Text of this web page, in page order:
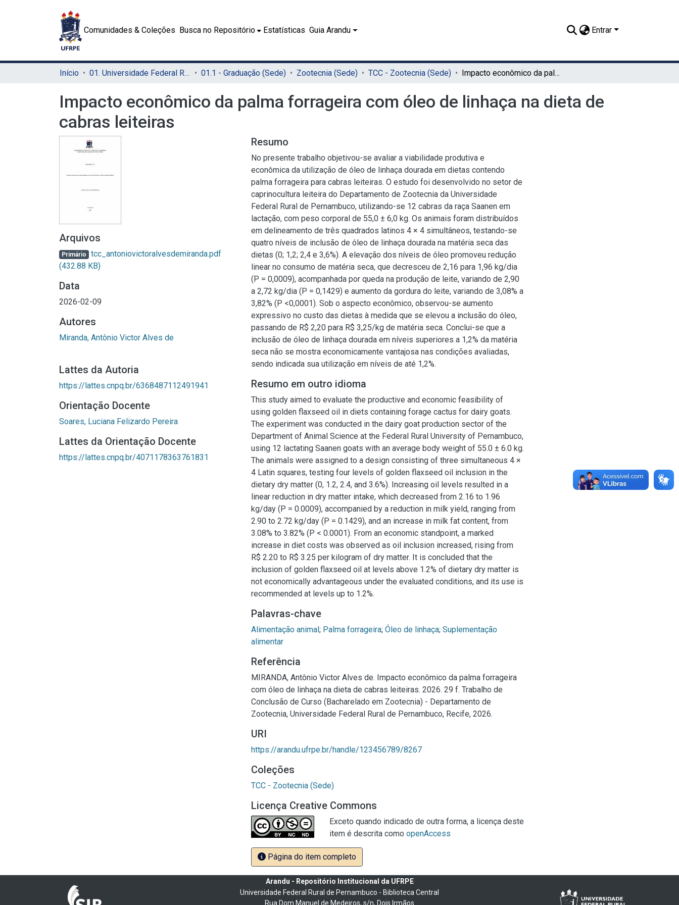
Comunidades & Coleções Busca no Repositório Estatísticas Guia Arandu Entrar
Início 01. Universidade Federal Rural de Pernambuco - UFRPE (Sede) 01.1 - Graduação (Sede) Zootecnia (Sede) TCC - Zootecnia (Sede) Impacto econômico da palma forrageira com óleo de linhaça na dieta de cabras leiteiras
Impacto econômico da palma forrageira com óleo de linhaça na dieta de
cabras leiteiras
Arquivos
Primário tcc_antoniovictoralvesdemiranda.pdf
(432.88 KB)
Data
2026-02-09
Autores
Miranda, Antônio Victor Alves de
Lattes da Autoria
https://lattes.cnpq.br/6368487112491941
Orientação Docente
Soares, Luciana Felizardo Pereira
Lattes da Orientação Docente
https://lattes.cnpq.br/4071178363761831
Resumo
No presente trabalho objetivou-se avaliar a viabilidade produtiva e
econômica da utilização de óleo de linhaça dourada em dietas contendo
palma forrageira para cabras leiteiras. O estudo foi desenvolvido no setor de
caprinocultura leiteira do Departamento de Zootecnia da Universidade
Federal Rural de Pernambuco, utilizando-se 12 cabras da raça Saanen em
lactação, com peso corporal de 55,0 ± 6,0 kg. Os animais foram distribuídos
em delineamento de três quadrados latinos 4 × 4 simultâneos, testando-se
quatro níveis de inclusão de óleo de linhaça dourada na matéria seca das
dietas (0; 1,2; 2,4 e 3,6%). A elevação dos níveis de óleo promoveu redução
linear no consumo de matéria seca, que decresceu de 2,16 para 1,96 kg/dia
(P = 0,0009), acompanhada por queda na produção de leite, variando de 2,90
a 2,72 kg/dia (P = 0,1429) e aumento da gordura do leite, variando de 3,08% a
3,82% (P <0,0001). Sob o aspecto econômico, observou-se aumento
expressivo no custo das dietas à medida que se elevou a inclusão do óleo,
passando de R$ 2,20 para R$ 3,25/kg de matéria seca. Conclui-se que a
inclusão de óleo de linhaça dourada em níveis superiores a 1,2% da matéria
seca não se mostra economicamente vantajosa nas condições avaliadas,
sendo indicada sua utilização em níveis de até 1,2%.
Resumo em outro idioma
This study aimed to evaluate the productive and economic feasibility of
using golden flaxseed oil in diets containing forage cactus for dairy goats.
The experiment was conducted in the dairy goat production sector of the
Department of Animal Science at the Federal Rural University of Pernambuco,
using 12 lactating Saanen goats with an average body weight of 55.0 ± 6.0 kg.
The animals were assigned to a design consisting of three simultaneous 4 ×
4 Latin squares, testing four levels of golden flaxseed oil inclusion in the
dietary dry matter (0, 1.2, 2.4, and 3.6%). Increasing oil levels resulted in a
linear reduction in dry matter intake, which decreased from 2.16 to 1.96
kg/day (P = 0.0009), accompanied by a reduction in milk yield, ranging from
2.90 to 2.72 kg/day (P = 0.1429), and an increase in milk fat content, from
3.08% to 3.82% (P < 0.0001). From an economic standpoint, a marked
increase in diet costs was observed as oil inclusion increased, rising from
R$ 2.20 to R$ 3.25 per kilogram of dry matter. It is concluded that the
inclusion of golden flaxseed oil at levels above 1.2% of dietary dry matter is
not economically advantageous under the evaluated conditions, and its use is
recommended at levels up to 1.2%.
Palavras-chave
Alimentação animal; Palma forrageira; Óleo de linhaça; Suplementação
alimentar
Referência
MIRANDA, Antônio Victor Alves de. Impacto econômico da palma forrageira
com óleo de linhaça na dieta de cabras leiteiras. 2026. 29 f. Trabalho de
Conclusão de Curso (Bacharelado em Zootecnia) - Departamento de
Zootecnia, Universidade Federal Rural de Pernambuco, Recife, 2026.
URI
https://arandu.ufrpe.br/handle/123456789/8267
Coleções
TCC - Zootecnia (Sede)
Licença Creative Commons
Exceto quando indicado de outra forma, a licença deste
item é descrita como openAccess
Página do item completo
Arandu - Repositório Institucional da UFRPE
Universidade Federal Rural de Pernambuco - Biblioteca Central
Rua Dom Manuel de Medeiros, s/n, Dois Irmãos